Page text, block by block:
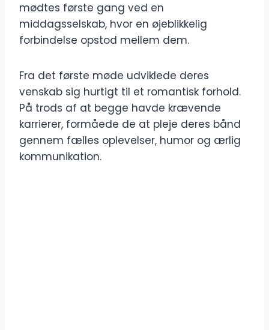
mødtes første gang ved en
middagsselskab, hvor en øjeblikkelig
forbindelse opstod mellem dem.
Fra det første møde udviklede deres
venskab sig hurtigt til et romantisk forhold.
På trods af at begge havde krævende
karrierer, formåede de at pleje deres bånd
gennem fælles oplevelser, humor og ærlig
kommunikation.